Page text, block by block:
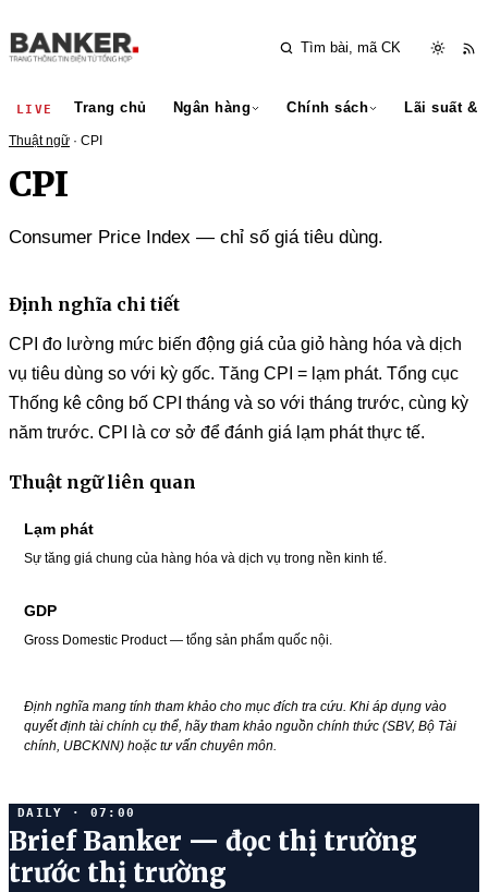
LIVE Trang chủ Ngân hàng Chính sách Lãi suất &
Thuật ngữ · CPI
CPI
Consumer Price Index — chỉ số giá tiêu dùng.
Định nghĩa chi tiết
CPI đo lường mức biến động giá của giỏ hàng hóa và dịch
vụ tiêu dùng so với kỳ gốc. Tăng CPI = lạm phát. Tổng cục
Thống kê công bố CPI tháng và so với tháng trước, cùng kỳ
năm trước. CPI là cơ sở để đánh giá lạm phát thực tế.
Thuật ngữ liên quan
Lạm phát
Sự tăng giá chung của hàng hóa và dịch vụ trong nền kinh tế.
GDP
Gross Domestic Product — tổng sản phẩm quốc nội.
Định nghĩa mang tính tham khảo cho mục đích tra cứu. Khi áp dụng vào
quyết định tài chính cụ thể, hãy tham khảo nguồn chính thức (SBV, Bộ Tài
chính, UBCKNN) hoặc tư vấn chuyên môn.
DAILY · 07:00
Brief Banker — đọc thị trường
trước thị trường